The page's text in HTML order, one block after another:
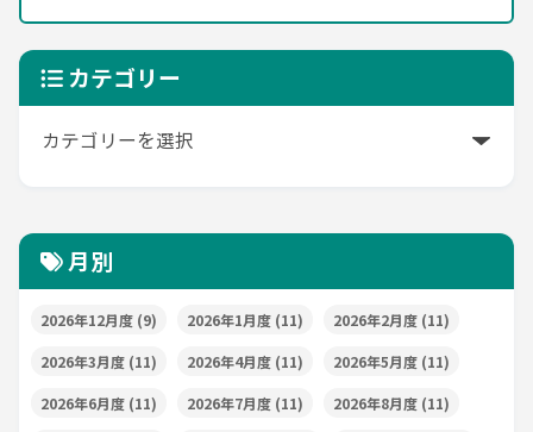
カテゴリー
月別
2026年12月度 (9) 2026年1月度 (11) 2026年2月度 (11)
2026年3月度 (11) 2026年4月度 (11) 2026年5月度 (11)
2026年6月度 (11) 2026年7月度 (11) 2026年8月度 (11)